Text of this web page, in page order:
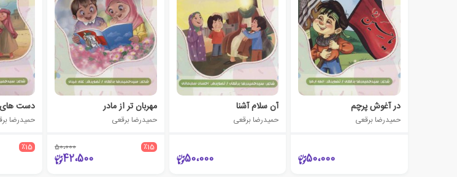
در آغوش پرچم
حمیدرضا برقعی
50،000
آن سلام آشنا
حمیدرضا برقعی
50،000
مهربان تر از مادر
حمیدرضا برقعی
٪15 50،000
42،500
دست های
حمیدرضا
٪15